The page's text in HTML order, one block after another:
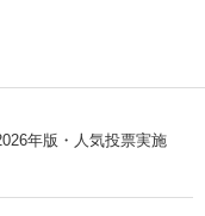
年版・人気投票実施